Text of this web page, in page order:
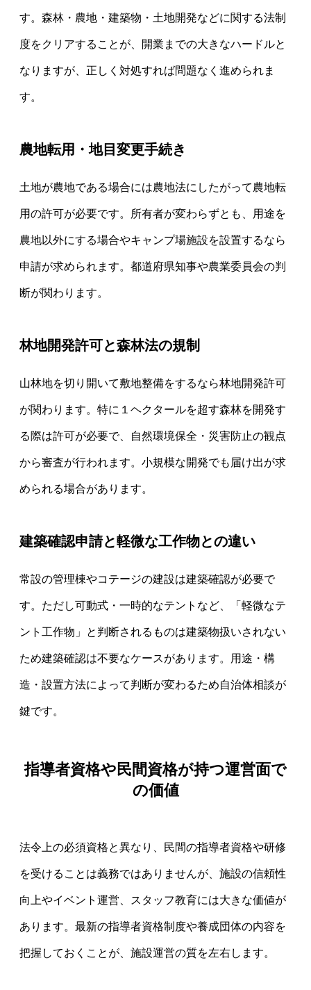
す。森林・農地・建築物・土地開発などに関する法制
度をクリアすることが、開業までの大きなハードルと
なりますが、正しく対処すれば問題なく進められま
す。
農地転用・地目変更手続き
土地が農地である場合には農地法にしたがって農地転
用の許可が必要です。所有者が変わらずとも、用途を
農地以外にする場合やキャンプ場施設を設置するなら
申請が求められます。都道府県知事や農業委員会の判
断が関わります。
林地開発許可と森林法の規制
山林地を切り開いて敷地整備をするなら林地開発許可
が関わります。特に１ヘクタールを超す森林を開発す
る際は許可が必要で、自然環境保全・災害防止の観点
から審査が行われます。小規模な開発でも届け出が求
められる場合があります。
建築確認申請と軽微な工作物との違い
常設の管理棟やコテージの建設は建築確認が必要で
す。ただし可動式・一時的なテントなど、「軽微なテ
ント工作物」と判断されるものは建築物扱いされない
ため建築確認は不要なケースがあります。用途・構
造・設置方法によって判断が変わるため自治体相談が
鍵です。
指導者資格や民間資格が持つ運営面で
の価値
法令上の必須資格と異なり、民間の指導者資格や研修
を受けることは義務ではありませんが、施設の信頼性
向上やイベント運営、スタッフ教育には大きな価値が
あります。最新の指導者資格制度や養成団体の内容を
把握しておくことが、施設運営の質を左右します。